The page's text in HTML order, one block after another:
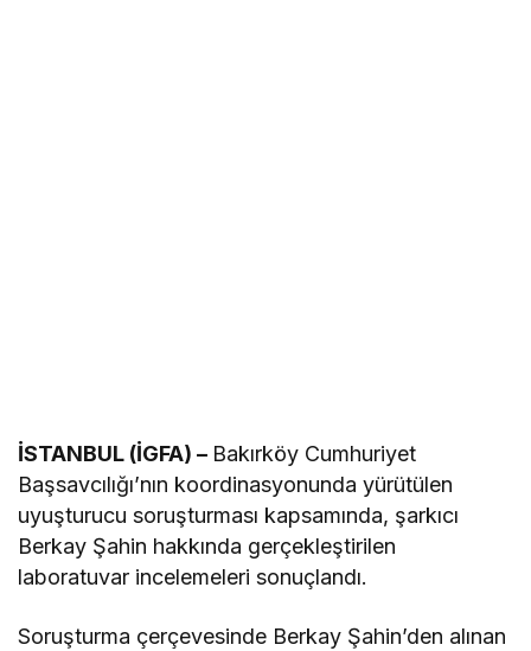
İSTANBUL (İGFA) – Bakırköy Cumhuriyet
Başsavcılığı’nın koordinasyonunda yürütülen
uyuşturucu soruşturması kapsamında, şarkıcı
Berkay Şahin hakkında gerçekleştirilen
laboratuvar incelemeleri sonuçlandı.
Soruşturma çerçevesinde Berkay Şahin’den alınan